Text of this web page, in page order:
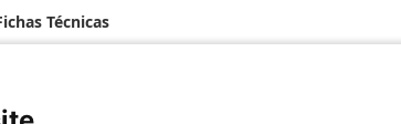
Técnicas